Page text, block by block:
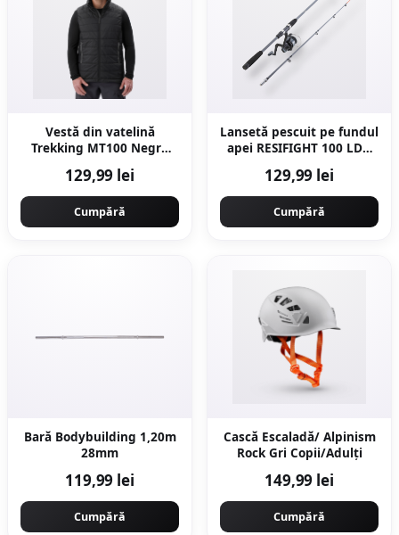
Vestă din vatelină
Trekking MT100 Negru
129,99 lei
Cumpără
Lansetă pescuit pe fundul
apei RESIFIGHT 100 LDG
129,99 lei
Cumpără
Bară Bodybuilding 1,20m
28mm
119,99 lei
Cumpără
Cască Escaladă/ Alpinism
Rock Gri Copii/Adulți
149,99 lei
Cumpără